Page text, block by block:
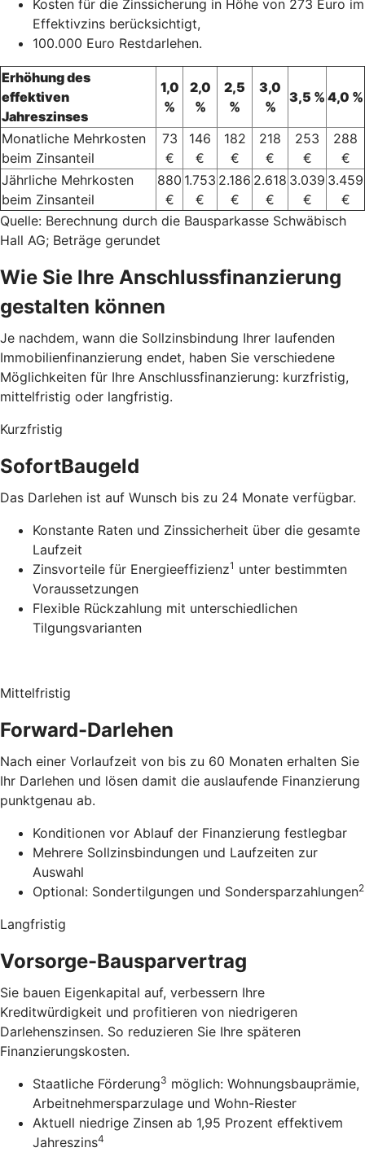
Kosten für die Zinssicherung in Höhe von 273 Euro im
Effektivzins berücksichtigt,
100.000 Euro Restdarlehen.
Erhöhung des
effektiven
Jahreszinses
1,0
%
2,0
%
2,5
%
3,0
%
3,5 % 4,0 %
Monatliche Mehrkosten
beim Zinsanteil
73
€
146
€
182
€
218
€
253
€
288
€
Jährliche Mehrkosten
beim Zinsanteil
880
€
1.753
€
2.186
€
2.618
€
3.039
€
3.459
€
Quelle: Berechnung durch die Bausparkasse Schwäbisch
Hall AG; Beträge gerundet
Wie Sie Ihre Anschlussfinanzierung
gestalten können
Je nachdem, wann die Sollzinsbindung Ihrer laufenden
Immobilienfinanzierung endet, haben Sie verschiedene
Möglichkeiten für Ihre Anschlussfinanzierung: kurzfristig,
mittelfristig oder langfristig.
Kurzfristig
SofortBaugeld
Das Darlehen ist auf Wunsch bis zu 24 Monate verfügbar.
Konstante Raten und Zinssicherheit über die gesamte
Laufzeit
Zinsvorteile für Energieeffizienz1 unter bestimmten
Voraussetzungen
Flexible Rückzahlung mit unterschiedlichen
Tilgungsvarianten
Mittelfristig
Forward-Darlehen
Nach einer Vorlaufzeit von bis zu 60 Monaten erhalten Sie
Ihr Darlehen und lösen damit die auslaufende Finanzierung
punktgenau ab.
Konditionen vor Ablauf der Finanzierung festlegbar
Mehrere Sollzinsbindungen und Laufzeiten zur
Auswahl
Optional: Sondertilgungen und Sondersparzahlungen2
Langfristig
Vorsorge-Bausparvertrag
Sie bauen Eigenkapital auf, verbessern Ihre
Kreditwürdigkeit und profitieren von niedrigeren
Darlehenszinsen. So reduzieren Sie Ihre späteren
Finanzierungskosten.
Staatliche Förderung3 möglich: Wohnungsbauprämie,
Arbeitnehmersparzulage und Wohn-Riester
Aktuell niedrige Zinsen ab 1,95 Prozent effektivem
Jahreszins4